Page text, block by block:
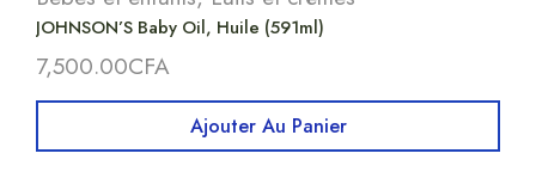
JOHNSON’S Baby Oil, Huile (591ml)
7,500.00CFA
Ajouter Au Panier